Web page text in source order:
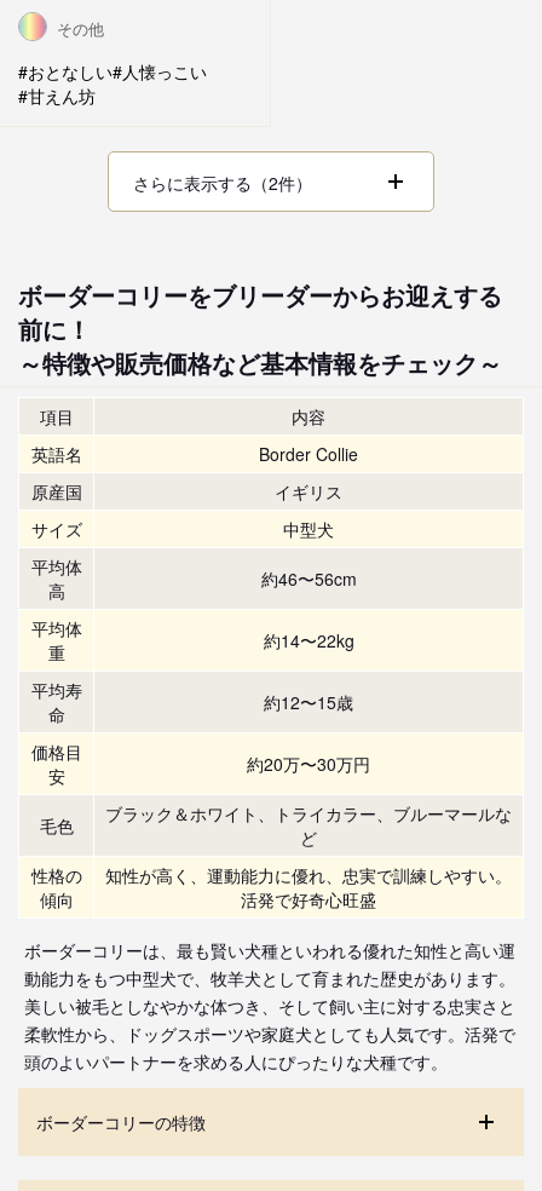
その他
#おとなしい#人懐っこい
#甘えん坊
さらに表示する（2件）
ボーダーコリーをブリーダーからお迎えする
前に！
～特徴や販売価格など基本情報をチェック～
項目
内容
英語名
Border Collie
原産国
イギリス
サイズ
中型犬
平均体
高
約46〜56cm
平均体
重
約14〜22kg
平均寿
命
約12〜15歳
価格目
安
約20万〜30万円
毛色
ブラック＆ホワイト、トライカラー、ブルーマールな
ど
性格の
傾向
知性が高く、運動能力に優れ、忠実で訓練しやすい。
活発で好奇心旺盛
ボーダーコリーは、最も賢い犬種といわれる優れた知性と高い運
動能力をもつ中型犬で、牧羊犬として育まれた歴史があります。
美しい被毛としなやかな体つき、そして飼い主に対する忠実さと
柔軟性から、ドッグスポーツや家庭犬としても人気です。活発で
頭のよいパートナーを求める人にぴったりな犬種です。
ボーダーコリーの特徴